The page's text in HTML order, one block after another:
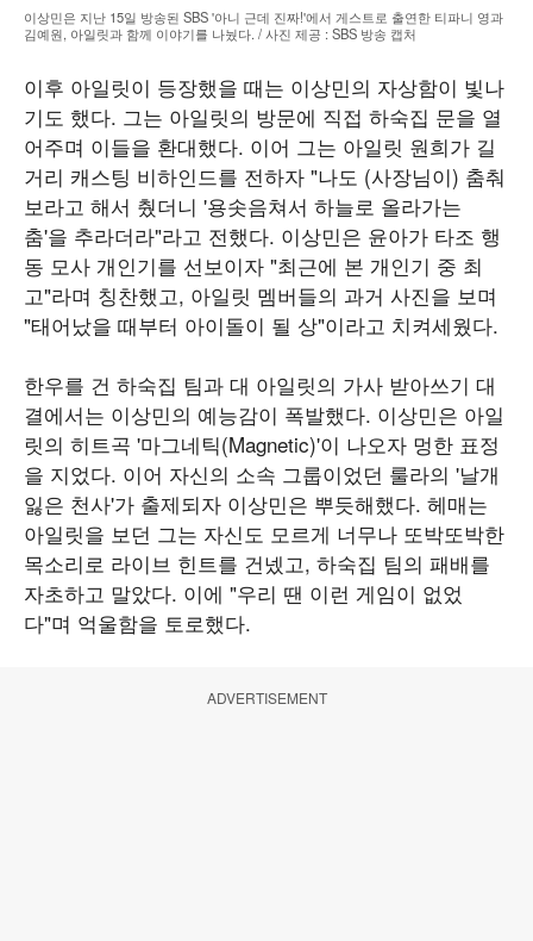
이상민은 지난 15일 방송된 SBS '아니 근데 진짜!'에서 게스트로 출연한 티파니 영과
김예원, 아일릿과 함께 이야기를 나눴다. / 사진 제공 : SBS 방송 캡처
이후 아일릿이 등장했을 때는 이상민의 자상함이 빛나
기도 했다. 그는 아일릿의 방문에 직접 하숙집 문을 열
어주며 이들을 환대했다. 이어 그는 아일릿 원희가 길
거리 캐스팅 비하인드를 전하자 "나도 (사장님이) 춤춰
보라고 해서 췄더니 '용솟음쳐서 하늘로 올라가는
춤'을 추라더라"라고 전했다. 이상민은 윤아가 타조 행
동 모사 개인기를 선보이자 "최근에 본 개인기 중 최
고"라며 칭찬했고, 아일릿 멤버들의 과거 사진을 보며
"태어났을 때부터 아이돌이 될 상"이라고 치켜세웠다.
한우를 건 하숙집 팀과 대 아일릿의 가사 받아쓰기 대
결에서는 이상민의 예능감이 폭발했다. 이상민은 아일
릿의 히트곡 '마그네틱(Magnetic)'이 나오자 멍한 표정
을 지었다. 이어 자신의 소속 그룹이었던 룰라의 '날개
잃은 천사'가 출제되자 이상민은 뿌듯해했다. 헤매는
아일릿을 보던 그는 자신도 모르게 너무나 또박또박한
목소리로 라이브 힌트를 건넸고, 하숙집 팀의 패배를
자초하고 말았다. 이에 "우리 땐 이런 게임이 없었
다"며 억울함을 토로했다.
ADVERTISEMENT